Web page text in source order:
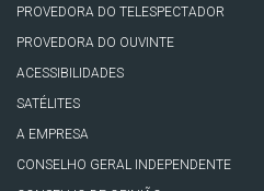
PROVEDORA DO TELESPECTADOR
PROVEDORA DO OUVINTE
ACESSIBILIDADES
SATÉLITES
A EMPRESA
CONSELHO GERAL INDEPENDENTE